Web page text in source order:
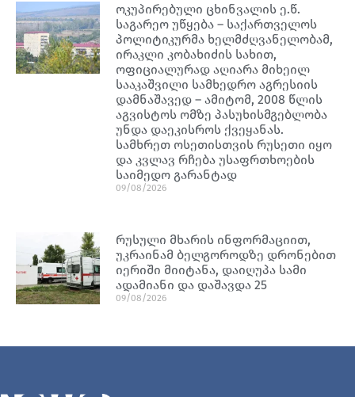
ოკუპირებული ცხინვალის ე.წ.
საგარეო უწყება – საქართველოს
პოლიტიკურმა ხელმძღვანელობამ,
ირაკლი კობახიძის სახით,
ოფიციალურად აღიარა მიხეილ
სააკაშვილი სამხედრო აგრესიის
დამნაშავედ – ამიტომ, 2008 წლის
აგვისტოს ომზე პასუხისმგებლობა
უნდა დაეკისროს ქვეყანას.
სამხრეთ ოსეთისთვის რუსეთი იყო
და კვლავ რჩება უსაფრთხოების
საიმედო გარანტად
09/08/2026
რუსული მხარის ინფორმაციით,
უკრაინამ ბელგოროდზე დრონებით
იერიში მიიტანა, დაიღუპა სამი
ადამიანი და დაშავდა 25
09/08/2026